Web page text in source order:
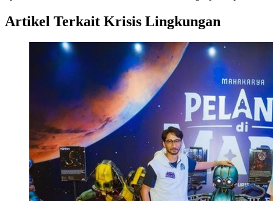
Artikel Terkait Krisis Lingkungan